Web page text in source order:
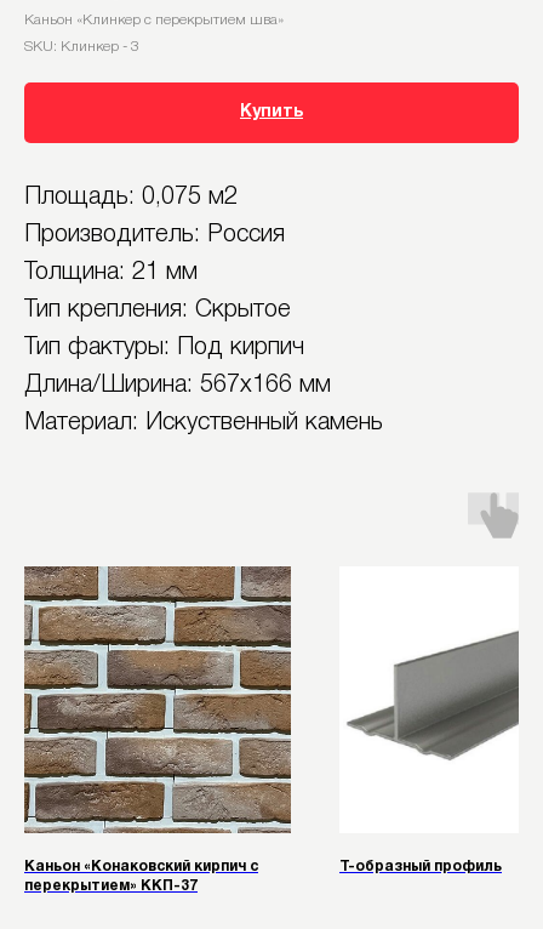
Каньон «Клинкер с перекрытием шва»
SKU: Клинкер - 3
Купить
Площадь: 0,075 м2
Производитель: Россия
Толщина: 21 мм
Тип крепления: Скрытое
Тип фактуры: Под кирпич
Длина/Ширина: 567х166 мм
Материал: Искуственный камень
Каньон «Конаковский кирпич с
перекрытием» ККП-37
Т-образный профиль